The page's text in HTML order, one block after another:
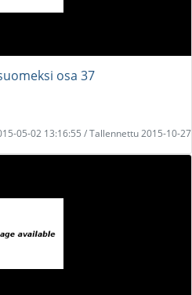
osa 37
05-02 13:16:55 / Tallennettu 2015-10-27